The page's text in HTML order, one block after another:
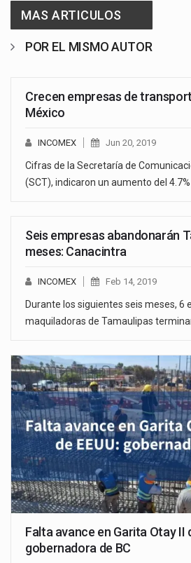
MAS ARTICULOS
POR EL MISMO AUTOR
Crecen empresas de
México
INCOMEX Jun 20, 2019
Cifras de la Secretaría de
(SCT), indicaron un aumento del
Seis empresas abandonarán
meses: Canacintra
INCOMEX Feb 14, 2019
Durante los siguientes seis meses, 6
maquiladoras de Tamaulipas
Falta avance en Garita Otay II
gobernadora de BC